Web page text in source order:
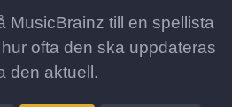
MusicBrainz till en spellista
ofta den ska uppdateras
den aktuell.